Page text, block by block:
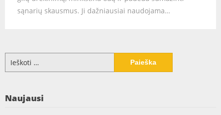
sąnarių skausmus. Ji dažniausiai naudojama…
Ieškoti:
Naujausi